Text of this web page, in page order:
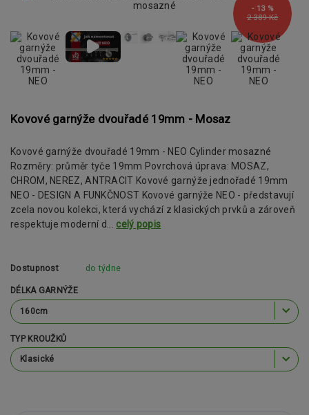
2 389 Kč
- 13 %
Kovové garnýže dvouřadé 19mm - Mosaz
Kovové garnýže dvouřadé 19mm - NEO Cylinder mosazné
Rozměry: průměr tyče 19mm Povrchová úprava: MOSAZ,
CHROM, NEREZ, ANTRACIT Kovové garnýže jednořadé 19mm
NEO - DESIGN A FUNKČNOST Kovové garnýže NEO - představují
zcela novou kolekci, která vychází z klasických prvků a zároveň
respektuje moderní d... celý popis
Dostupnost do týdne
DÉLKA GARNÝŽE
TYP KROUŽKŮ